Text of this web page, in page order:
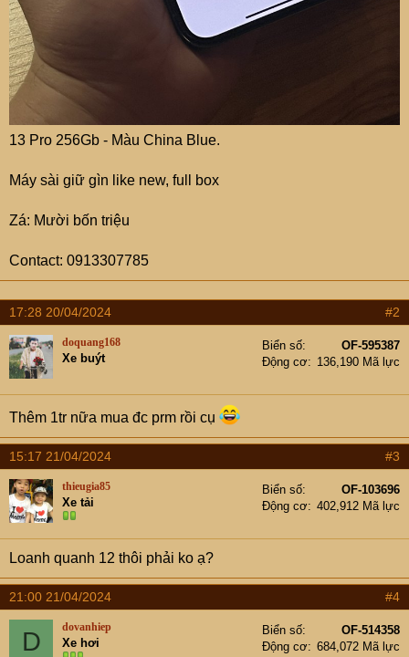
13 Pro 256Gb - Màu China Blue.
Máy sài giữ gìn like new, full box
Zá: Mười bốn triệu
Contact: 0913307785
17:28 20/04/2024 #2
doquang168
Xe buýt
Biển số
OF-595387
Động cơ
136,190 Mã lực
Thêm 1tr nữa mua đc prm rồi cụ
15:17 21/04/2024 #3
thieugia85
Xe tải
Biển số
OF-103696
Động cơ
402,912 Mã lực
Loanh quanh 12 thôi phải ko ạ?
21:00 21/04/2024 #4
D dovanhiep
Xe hơi
Biển số
OF-514358
Động cơ
684,072 Mã lực